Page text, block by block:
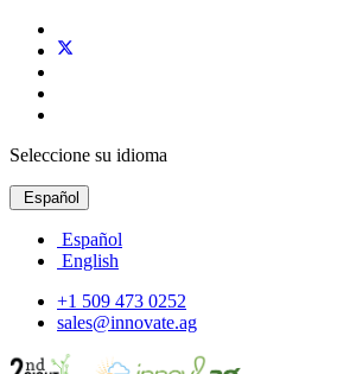
Seleccione su idioma
Español
Español
English
+1 509 473 0252
sales@innovate.ag